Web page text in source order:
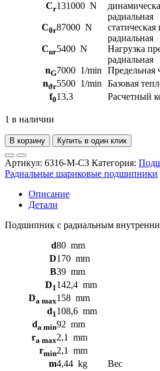
Cr131000 N
радиальная
C0r87000 N
радиальная
Cur5400 N
Нагрузка
радиальная
nG7000 1/min
Предельная
nϑr5500 1/min
Базовая
f013,3 Расчетный
1 в наличии
В корзину Купить в один клик
Артикул: 6316-M-C3 Категория:
Радиальные шариковые подшипники
Описание
Детали
Подшипник с радиальным
d80 mm
D170 mm
B39 mm
D1142,4 mm
Da max158 mm
d1108,6 mm
da min92 mm
ra max2,1
mm
rmin2,1
mm
m4,44 kg
Вес